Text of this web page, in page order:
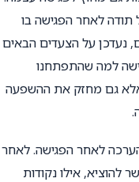
תודה לאחר הפגישה בו
נעדכן על הצעדים הבאים
למה שהתפתחנו
אלא גם מחזק את ההשפעה
לאחר הפגישה. לאחר
להוציא, אילו נקודות